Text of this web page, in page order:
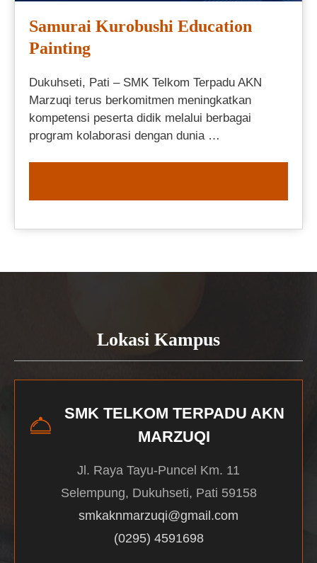
Samurai Kurobushi Education
Painting
Dukuhseti, Pati – SMK Telkom Terpadu AKN
Marzuqi terus berkomitmen meningkatkan
kompetensi peserta didik melalui berbagai
program kolaborasi dengan dunia …
Lokasi Kampus
SMK TELKOM TERPADU AKN
MARZUQI
Jl. Raya Tayu-Puncel Km. 11
Selempung, Dukuhseti, Pati 59158
smkaknmarzuqi@gmail.com
(0295) 4591698